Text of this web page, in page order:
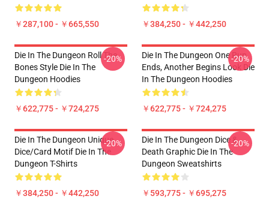
￥287,100 - ￥665,550 ￥384,250 - ￥442,250
Die In The Dungeon Roll The
Bones Style Die In The
Dungeon Hoodies
￥622,775 - ￥724,275
-20%
Die In The Dungeon One Run
Ends, Another Begins Look Die
In The Dungeon Hoodies
￥622,775 - ￥724,275
-20%
Die In The Dungeon Unique
Dice/Card Motif Die In The
Dungeon T-Shirts
￥384,250 - ￥442,250
-20%
Die In The Dungeon Dice &
Death Graphic Die In The
Dungeon Sweatshirts
￥593,775 - ￥695,275
-20%